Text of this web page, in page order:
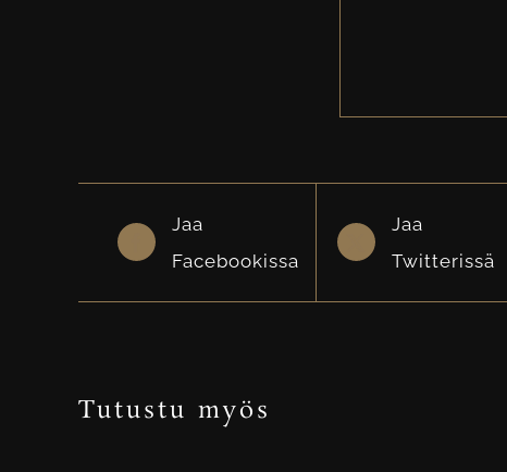
Jaa
Facebookissa
Jaa
Twitterissä
Tutustu myös